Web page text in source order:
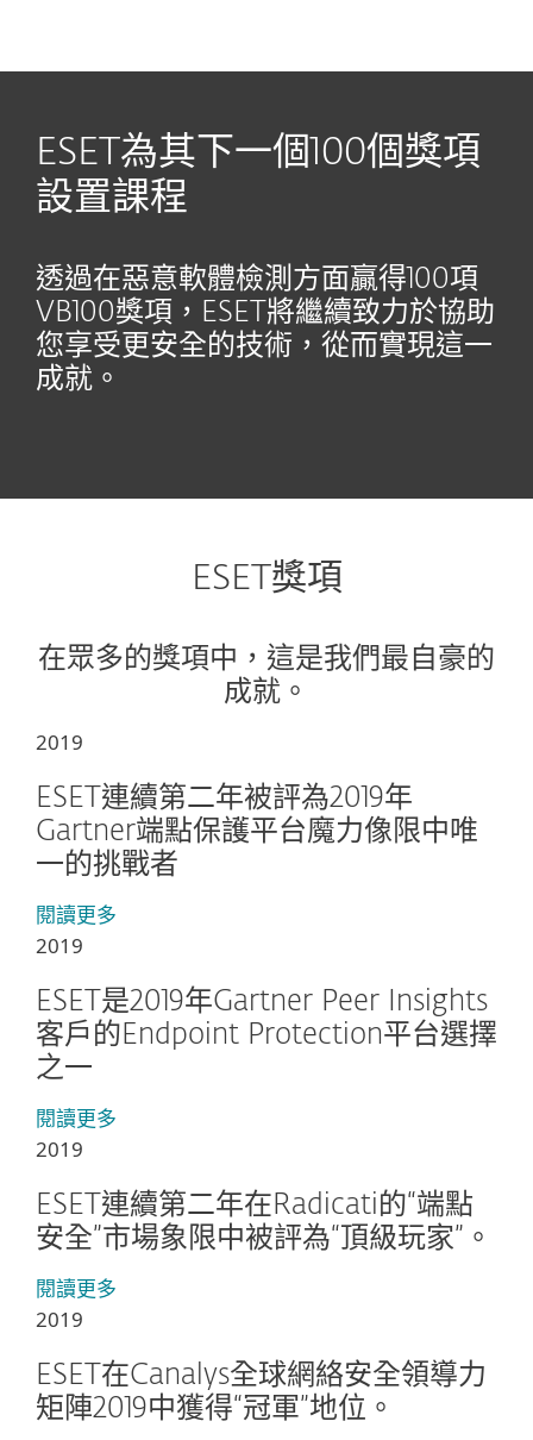
ESET為其下一個100個獎項
設置課程
透過在惡意軟體檢測方面贏得100項
VB100獎項，ESET將繼續致力於協助
您享受更安全的技術，從而實現這一
成就。
ESET獎項
在眾多的獎項中，這是我們最自豪的
成就。
2019
ESET連續第二年被評為2019年
Gartner端點保護平台魔力像限中唯
一的挑戰者
閱讀更多
2019
ESET是2019年Gartner Peer Insights
客戶的Endpoint Protection平台選擇
之一
閱讀更多
2019
ESET連續第二年在Radicati的“端點
安全”市場象限中被評為“頂級玩家”。
閱讀更多
2019
ESET在Canalys全球網絡安全領導力
矩陣2019中獲得“冠軍”地位。